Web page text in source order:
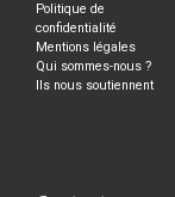
Politique de
confidentialité
Mentions légales
Qui sommes-nous ?
Ils nous soutiennent